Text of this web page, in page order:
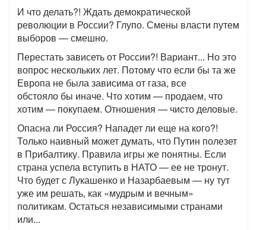
И что делать?! Ждать демократической
революции в России? Глупо. Смены власти путем
выборов — смешно.
Перестать зависеть от России?! Вариант... Но это
вопрос нескольких лет. Потому что если бы та же
Европа не была зависима от газа, все
обстояло бы иначе. Что хотим — продаем, что
хотим — покупаем. Отношения — чисто деловые.
Опасна ли Россия? Нападет ли еще на кого?!
Только наивный может думать, что Путин полезет
в Прибалтику. Правила игры же понятны. Если
страна успела вступить в НАТО — ее не тронут.
Что будет с Лукашенко и Назарбаевым — ну тут
уже им решать, как «мудрым и вечным»
политикам. Остаться независимыми странами
или...